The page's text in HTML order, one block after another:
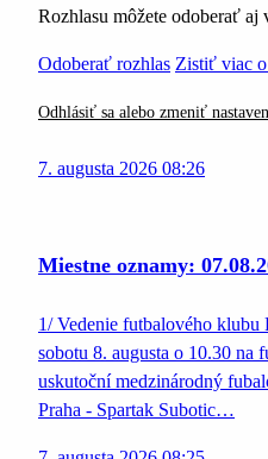
Rozhlasu môžete odoberať aj
Odoberať rozhlas Zistiť viac o
Odhlásiť sa alebo zmeniť
7. augusta 2026 08:26
Miestne oznamy:
1/ Vedenie futbalového klubu
sobotu 8. augusta o 10.30 na
uskutoční medzinárodný
Praha - Spartak Subotic…